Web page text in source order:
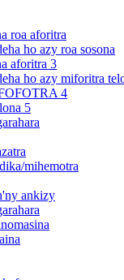
roa aforitra
ho azy roa sosona
aforitra 3
ho azy miforitra
4
5
mihemotra
ankizy